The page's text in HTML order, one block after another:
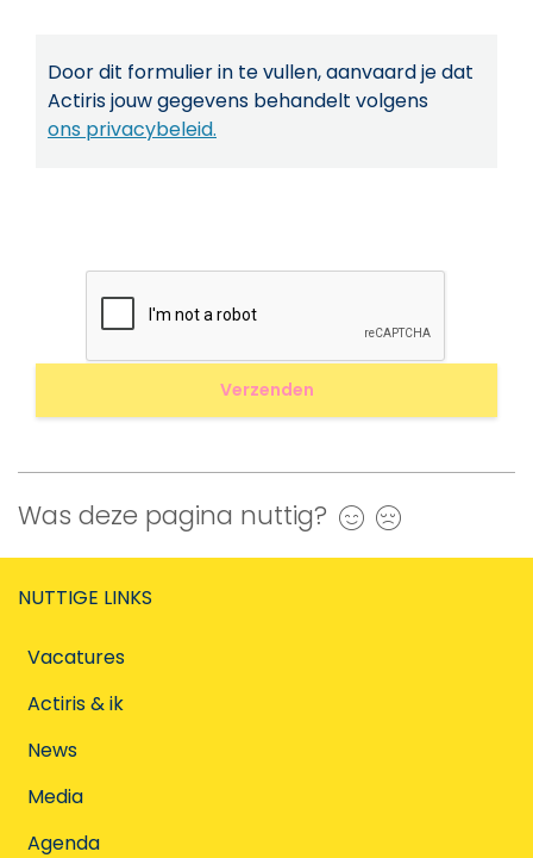
Door dit formulier in te vullen, aanvaard je dat
Actiris jouw gegevens behandelt volgens
ons privacybeleid.
Was deze pagina nuttig? Ja
NUTTIGE LINKS
Vacatures
Actiris & ik
News
Media
Agenda